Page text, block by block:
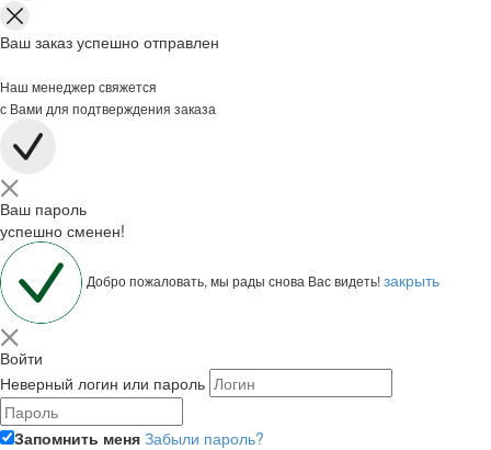
Ваш заказ успешно отправлен
Наш менеджер свяжется
с Вами для подтверждения заказа
Ваш пароль
успешно сменен!
Добро пожаловать, мы рады снова Вас видеть!закрыть
Войти
Неверный логин или пароль
Запомнить меня Забыли пароль?